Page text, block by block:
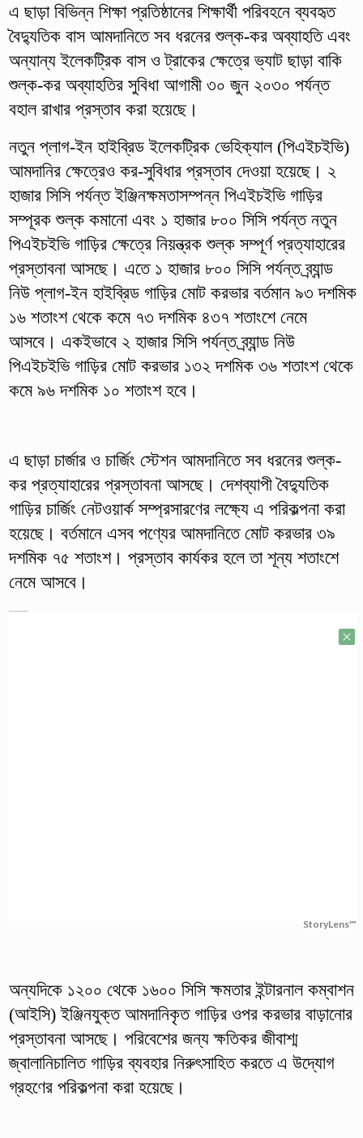
এ ছাড়া বিভিন্ন শিক্ষা প্রতিষ্ঠানের শিক্ষার্থী পরিবহনে ব্যবহৃত
বৈদ্যুতিক বাস আমদানিতে সব ধরনের শুল্ক-কর অব্যাহতি এবং
অন্যান্য ইলেকট্রিক বাস ও ট্রাকের ক্ষেত্রে ভ্যাট ছাড়া বাকি
শুল্ক-কর অব্যাহতির সুবিধা আগামী ৩০ জুন ২০৩০ পর্যন্ত
বহাল রাখার প্রস্তাব করা হয়েছে।
নতুন প্লাগ-ইন হাইব্রিড ইলেকট্রিক ভেহিক্যাল (পিএইচইভি)
আমদানির ক্ষেত্রেও কর-সুবিধার প্রস্তাব দেওয়া হয়েছে। ২
হাজার সিসি পর্যন্ত ইঞ্জিনক্ষমতাসম্পন্ন পিএইচইভি গাড়ির
সম্পূরক শুল্ক কমানো এবং ১ হাজার ৮০০ সিসি পর্যন্ত নতুন
পিএইচইভি গাড়ির ক্ষেত্রে নিয়ন্ত্রক শুল্ক সম্পূর্ণ প্রত্যাহারের
প্রস্তাবনা আসছে। এতে ১ হাজার ৮০০ সিসি পর্যন্ত ব্র্যান্ড
নিউ প্লাগ-ইন হাইব্রিড গাড়ির মোট করভার বর্তমান ৯৩ দশমিক
১৬ শতাংশ থেকে কমে ৭৩ দশমিক ৪৩৭ শতাংশে নেমে
আসবে। একইভাবে ২ হাজার সিসি পর্যন্ত ব্র্যান্ড নিউ
পিএইচইভি গাড়ির মোট করভার ১৩২ দশমিক ৩৬ শতাংশ থেকে
কমে ৯৬ দশমিক ১০ শতাংশ হবে।
এ ছাড়া চার্জার ও চার্জিং স্টেশন আমদানিতে সব ধরনের শুল্ক-
কর প্রত্যাহারের প্রস্তাবনা আসছে। দেশব্যাপী বৈদ্যুতিক
গাড়ির চার্জিং নেটওয়ার্ক সম্প্রসারণের লক্ষ্যে এ পরিকল্পনা করা
হয়েছে। বর্তমানে এসব পণ্যের আমদানিতে মোট করভার ৩৯
দশমিক ৭৫ শতাংশ। প্রস্তাব কার্যকর হলে তা শূন্য শতাংশে
নেমে আসবে।
StoryLens™
অন্যদিকে ১২০০ থেকে ১৬০০ সিসি ক্ষমতার ইন্টারনাল কম্বাশন
(আইসি) ইঞ্জিনযুক্ত আমদানিকৃত গাড়ির ওপর করভার বাড়ানোর
প্রস্তাবনা আসছে। পরিবেশের জন্য ক্ষতিকর জীবাশ্ম
জ্বালানিচালিত গাড়ির ব্যবহার নিরুৎসাহিত করতে এ উদ্যোগ
গ্রহণের পরিকল্পনা করা হয়েছে।